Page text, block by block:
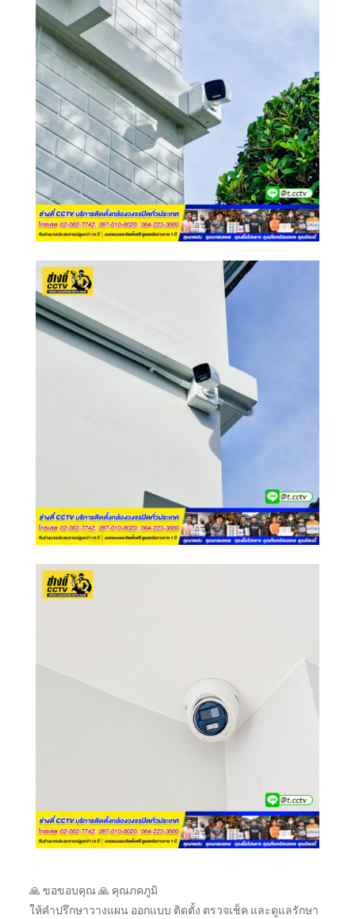
🙏 ขอขอบคุณ 🙏 คุณภคภูมิ
ให้คำปรึกษาวางแผน ออกแบบ ติดตั้ง ตรวจเช็ค และดูแลรักษา